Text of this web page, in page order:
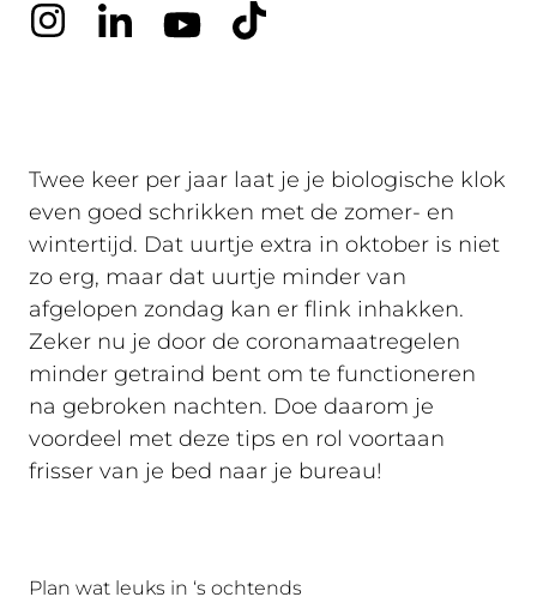
Twee keer per jaar laat je je biologische klok
even goed schrikken met de zomer- en
wintertijd. Dat uurtje extra in oktober is niet
zo erg, maar dat uurtje minder van
afgelopen zondag kan er flink inhakken.
Zeker nu je door de coronamaatregelen
minder getraind bent om te functioneren
na gebroken nachten. Doe daarom je
voordeel met deze tips en rol voortaan
frisser van je bed naar je bureau!
Plan wat leuks in ‘s ochtends